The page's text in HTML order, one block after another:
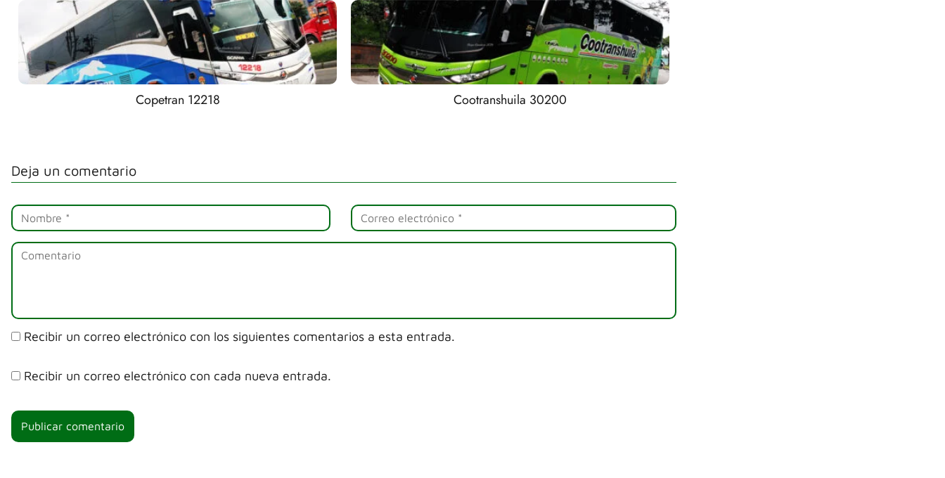
Copetran 12218 Cootranshuila 30200
Deja un comentario
Recibir un correo electrónico con los siguientes comentarios a esta entrada.
Recibir un correo electrónico con cada nueva entrada.